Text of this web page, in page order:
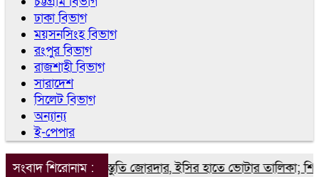
ঢাকা বিভাগ
ময়সনসিংহ বিভাগ
রংপুর বিভাগ
রাজশাহী বিভাগ
সারাদেশ
সিলেট বিভাগ
অন্যান্য
ই-পেপার
সংবাদ শিরোনাম :
নির্বাচনের প্রস্তুতি জোরদার, ইসির হাতে ভোটার তালিকা;